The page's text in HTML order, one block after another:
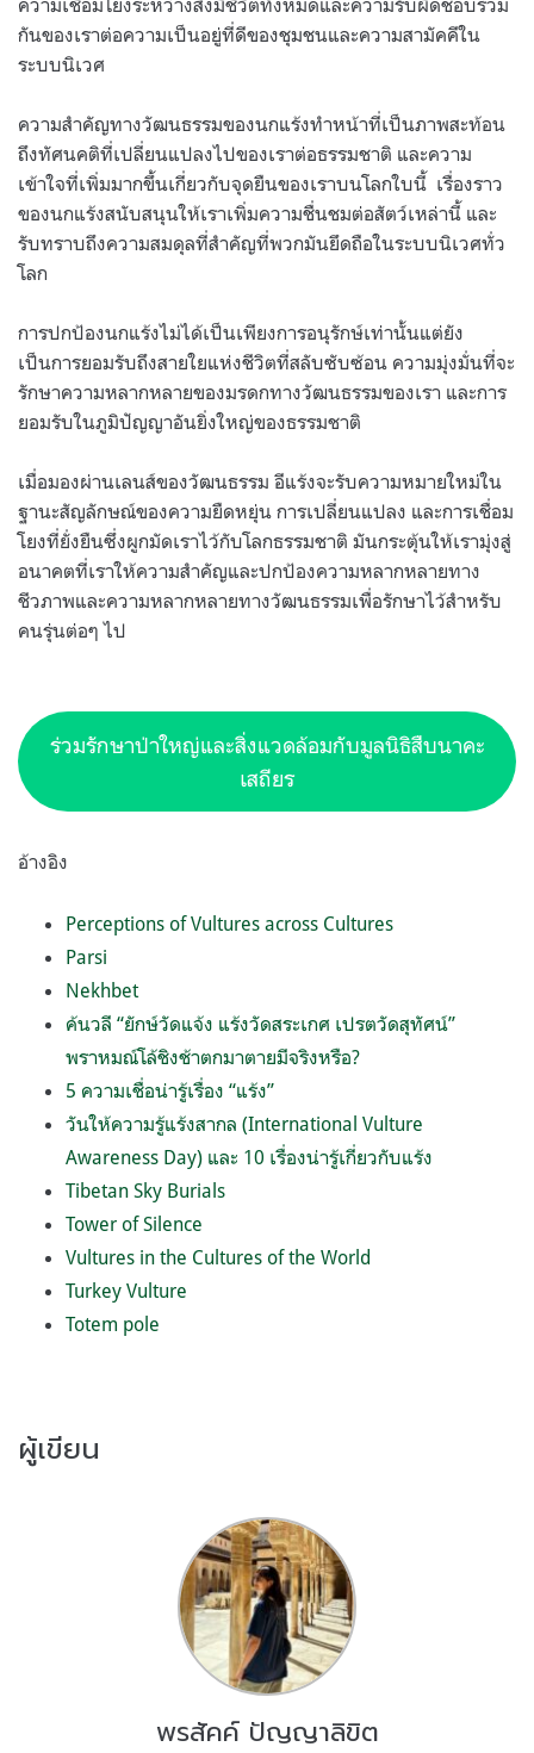
กันของเราต่อความเป็นอยู่ที่ดีของชุมชนและความสามัคคีใน
ระบบนิเวศ
ความสำคัญทางวัฒนธรรมของนกแร้งทำหน้าที่เป็นภาพสะท้อน
ถึงทัศนคติที่เปลี่ยนแปลงไปของเราต่อธรรมชาติ และความ
เข้าใจที่เพิ่มมากขึ้นเกี่ยวกับจุดยืนของเราบนโลกใบนี้ เรื่องราว
ของนกแร้งสนับสนุนให้เราเพิ่มความชื่นชมต่อสัตว์เหล่านี้ และ
รับทราบถึงความสมดุลที่สำคัญที่พวกมันยึดถือในระบบนิเวศทั่ว
โลก
การปกป้องนกแร้งไม่ได้เป็นเพียงการอนุรักษ์เท่านั้นแต่ยัง
เป็นการยอมรับถึงสายใยแห่งชีวิตที่สลับซับซ้อน ความมุ่งมั่นที่จะ
รักษาความหลากหลายของมรดกทางวัฒนธรรมของเรา และการ
ยอมรับในภูมิปัญญาอันยิ่งใหญ่ของธรรมชาติ
เมื่อมองผ่านเลนส์ของวัฒนธรรม อีแร้งจะรับความหมายใหม่ใน
ฐานะสัญลักษณ์ของความยืดหยุ่น การเปลี่ยนแปลง และการเชื่อม
โยงที่ยั่งยืนซึ่งผูกมัดเราไว้กับโลกธรรมชาติ มันกระตุ้นให้เรามุ่งสู่
อนาคตที่เราให้ความสำคัญและปกป้องความหลากหลายทาง
ชีวภาพและความหลากหลายทางวัฒนธรรมเพื่อรักษาไว้สำหรับ
คนรุ่นต่อๆ ไป
ร่วมรักษาป่าใหญ่และสิ่งแวดล้อมกับมูลนิธิสืบนาคะ
เสถียร
อ้างอิง
Perceptions of Vultures across Cultures
Parsi
Nekhbet
ค้นวลี “ยักษ์วัดแจ้ง แร้งวัดสระเกศ เปรตวัดสุทัศน์”
พราหมณ์โล้ชิงช้าตกมาตายมีจริงหรือ?
5 ความเชื่อน่ารู้เรื่อง “แร้ง”
วันให้ความรู้แร้งสากล (International Vulture
Awareness Day) และ 10 เรื่องน่ารู้เกี่ยวกับแร้ง
Tibetan Sky Burials
Tower of Silence
Vultures in the Cultures of the World
Turkey Vulture
Totem pole
ผู้เขียน
พรสัคค์ ปัญญาลิขิต